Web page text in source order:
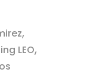
,
LEO,